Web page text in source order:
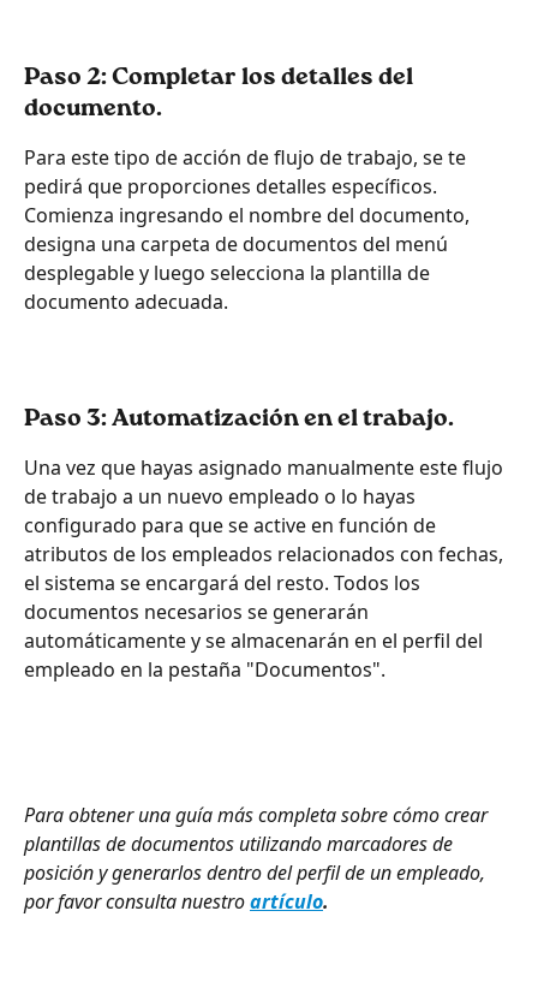
Paso 2: Completar los detalles del
documento.
Para este tipo de acción de flujo de trabajo, se te
pedirá que proporciones detalles específicos.
Comienza ingresando el nombre del documento,
designa una carpeta de documentos del menú
desplegable y luego selecciona la plantilla de
documento adecuada.
Paso 3: Automatización en el trabajo.
Una vez que hayas asignado manualmente este flujo
de trabajo a un nuevo empleado o lo hayas
configurado para que se active en función de
atributos de los empleados relacionados con fechas,
el sistema se encargará del resto. Todos los
documentos necesarios se generarán
automáticamente y se almacenarán en el perfil del
empleado en la pestaña "Documentos".
Para obtener una guía más completa sobre cómo crear
plantillas de documentos utilizando marcadores de
posición y generarlos dentro del perfil de un empleado,
por favor consulta nuestro artículo.